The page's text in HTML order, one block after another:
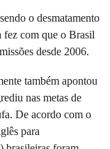
o desmatamento
fez com que o Brasil
desde 2006.
também apontou
nas metas de
De acordo com o
para